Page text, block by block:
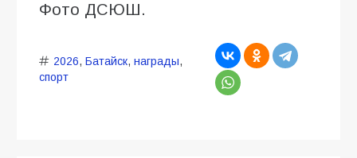
Фото ДСЮШ.
2026, Батайск, награды,
спорт